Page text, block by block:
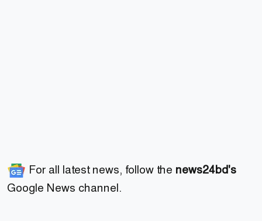
For all latest news, follow the news24bd's
Google News channel.